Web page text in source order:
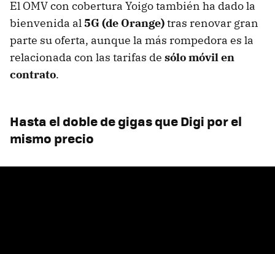
El OMV con cobertura Yoigo también ha dado la
bienvenida al5G (de Orange)tras renovar gran
parte su oferta, aunque la más rompedora es la
relacionada con las tarifas de sólo móvil en
contrato.
Hasta el doble de gigas que Digi por el
mismo precio